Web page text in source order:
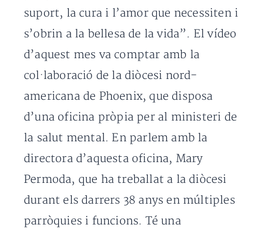
suport, la cura i l’amor que necessiten i
s’obrin a la bellesa de la vida”. El vídeo
d’aquest mes va comptar amb la
col·laboració de la diòcesi nord-
americana de Phoenix, que disposa
d’una oficina pròpia per al ministeri de
la salut mental. En parlem amb la
directora d’aquesta oficina, Mary
Permoda, que ha treballat a la diòcesi
durant els darrers 38 anys en múltiples
parròquies i funcions. Té una